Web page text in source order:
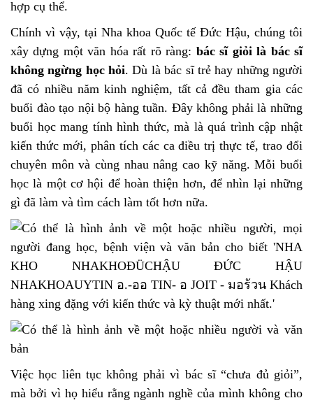
hợp cụ thể.
Chính vì vậy, tại Nha khoa Quốc tế Đức Hậu, chúng tôi
xây dựng một văn hóa rất rõ ràng: bác sĩ giỏi là bác sĩ
không ngừng học hỏi. Dù là bác sĩ trẻ hay những người
đã có nhiều năm kinh nghiệm, tất cả đều tham gia các
buổi đào tạo nội bộ hàng tuần. Đây không phải là những
buổi học mang tính hình thức, mà là quá trình cập nhật
kiến thức mới, phân tích các ca điều trị thực tế, trao đổi
chuyên môn và cùng nhau nâng cao kỹ năng. Mỗi buổi
học là một cơ hội để hoàn thiện hơn, để nhìn lại những
gì đã làm và tìm cách làm tốt hơn nữa.
Việc học liên tục không phải vì bác sĩ “chưa đủ giỏi”,
mà bởi vì họ hiểu rằng ngành nghề của mình không cho